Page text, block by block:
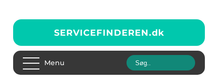
SERVICEFINDEREN.dk
Menu